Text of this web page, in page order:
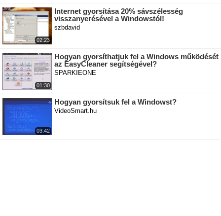
02:23
Internet gyorsítása 20% sávszélesség
visszanyerésével a Windowstól!
szbdavid
01:30
Hogyan gyorsíthatjuk fel a Windows működését
az EasyCleaner segítségével?
SPARKIEONE
03:42
Hogyan gyorsítsuk fel a Windowst?
VideoSmart.hu